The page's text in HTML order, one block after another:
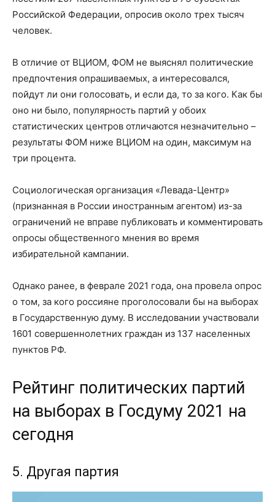
Российской Федерации, опросив около трех тысяч
человек.
В отличие от ВЦИОМ, ФОМ не выяснял политические
предпочтения опрашиваемых, а интересовался,
пойдут ли они голосовать, и если да, то за кого. Как бы
оно ни было, популярность партий у обоих
статистических центров отличаются незначительно –
результаты ФОМ ниже ВЦИОМ на один, максимум на
три процента.
Социологическая организация «Левада-Центр»
(признанная в России иностранным агентом) из-за
ограничений не вправе публиковать и комментировать
опросы общественного мнения во время
избирательной кампании.
Однако ранее, в феврале 2021 года, она провела опрос
о том, за кого россияне проголосовали бы на выборах
в Государственную думу. В исследовании участвовали
1601 совершеннолетних граждан из 137 населенных
пунктов РФ.
Рейтинг политических партий
на выборах в Госдуму 2021 на
сегодня
5. Другая партия